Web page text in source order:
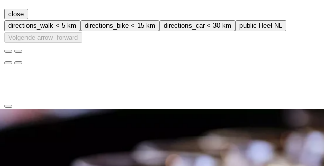
close
directions_walk < 5 km directions_bike < 15 km directions_car< 30 km public Heel NL
Volgende arrow_forward
clear arrow_back_ios_new
favorite